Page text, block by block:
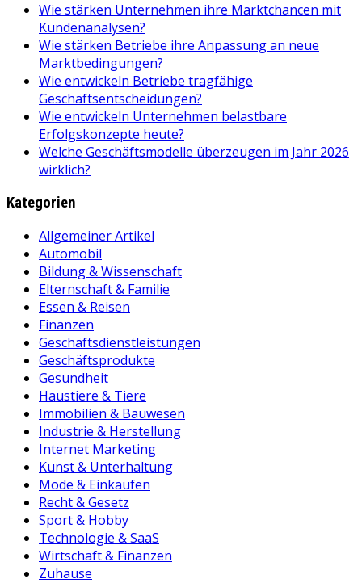
Wie stärken Unternehmen ihre Marktchancen mit
Kundenanalysen?
Wie stärken Betriebe ihre Anpassung an neue
Marktbedingungen?
Wie entwickeln Betriebe tragfähige
Geschäftsentscheidungen?
Wie entwickeln Unternehmen belastbare
Erfolgskonzepte heute?
Welche Geschäftsmodelle überzeugen im Jahr 2026
wirklich?
Kategorien
Allgemeiner Artikel
Automobil
Bildung & Wissenschaft
Elternschaft & Familie
Essen & Reisen
Finanzen
Geschäftsdienstleistungen
Geschäftsprodukte
Gesundheit
Haustiere & Tiere
Immobilien & Bauwesen
Industrie & Herstellung
Internet Marketing
Kunst & Unterhaltung
Mode & Einkaufen
Recht & Gesetz
Sport & Hobby
Technologie & SaaS
Wirtschaft & Finanzen
Zuhause